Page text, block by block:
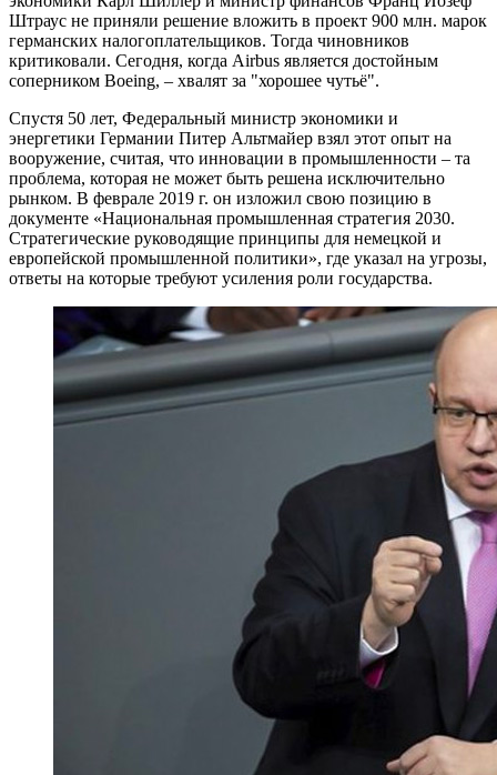
Штраус не приняли решение вложить в проект 900 млн. марок
германских налогоплательщиков. Тогда чиновников
критиковали. Сегодня, когда Airbus является достойным
соперником Boeing, – хвалят за "хорошее чутьё".
Спустя 50 лет, Федеральный министр экономики и
энергетики Германии Питер Альтмайер взял этот опыт на
вооружение, считая, что инновации в промышленности – та
проблема, которая не может быть решена исключительно
рынком. В феврале 2019 г. он изложил свою позицию в
документе «Национальная промышленная стратегия 2030.
Стратегические руководящие принципы для немецкой и
европейской промышленной политики», где указал на угрозы,
ответы на которые требуют усиления роли государства.